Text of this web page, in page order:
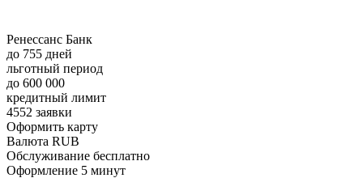
Ренессанс Банк
до 755 дней
льготный период
до 600 000
кредитный лимит
4552 заявки
Оформить карту
Валюта RUB
Обслуживание бесплатно
Оформление 5 минут